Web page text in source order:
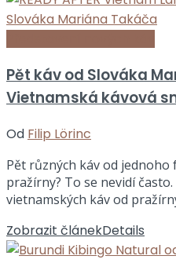
Pět káv od Slováka
Vietnamská kávová
Od Filip Lörinc
Pět různých káv od jednoho
pražírny? To se nevidí
vietnamských káv od
Zobrazit článekDetails